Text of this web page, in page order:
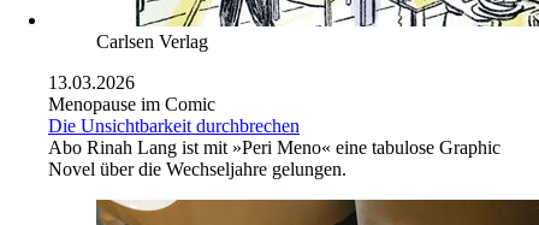
Carlsen Verlag
13.03.2026
Menopause im Comic
Die Unsichtbarkeit durchbrechen
Abo Rinah Lang ist mit »Peri Meno« eine tabulose Graphic
Novel über die Wechseljahre gelungen.